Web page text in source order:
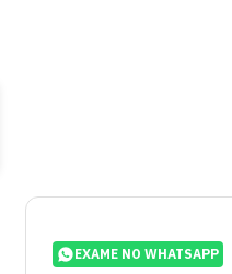
EXAME NO WHATSAPP